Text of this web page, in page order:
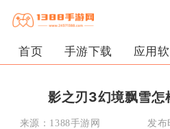
首页 手游下载 应用
影之刃3幻境飘雪怎
来源： 1388手游网 发布